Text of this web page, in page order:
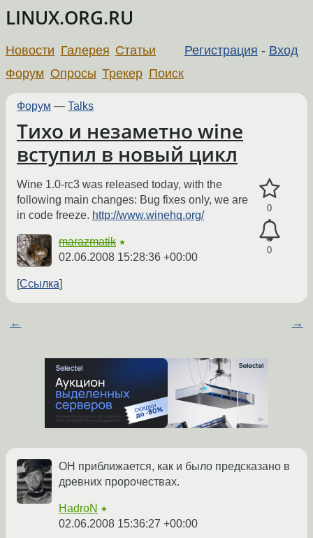
LINUX.ORG.RU
Регистрация - Вход
Новости Галерея Статьи
Форум Опросы Трекер Поиск
Форум — Talks
Тихо и незаметно wine
вступил в новый цикл
0
0
Wine 1.0-rc3 was released today, with the
following main changes: Bug fixes only, we are
in code freeze. http://www.winehq.org/
marazmatik ★
02.06.2008 15:28:36 +00:00
Ссылка
← →
ОН приближается, как и было предсказано в
древних пророчествах.
HadroN ★
02.06.2008 15:36:27 +00:00